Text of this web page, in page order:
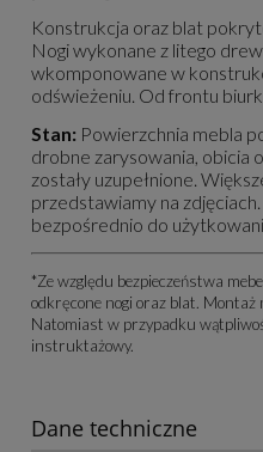
Konstrukcja oraz blat
Nogi wykonane z litego
wkomponowane w
odświeżeniu. Od frontu
Stan: Powierzchnia mebla
drobne zarysowania, obicia
zostały uzupełnione.
przedstawiamy na
bezpośrednio do
*Ze względu bezpieczeństwa
odkręcone nogi oraz blat. Montaż
Natomiast w przypadku
instruktażowy.
Dane techniczne